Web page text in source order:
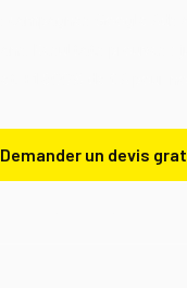
Demander un devis